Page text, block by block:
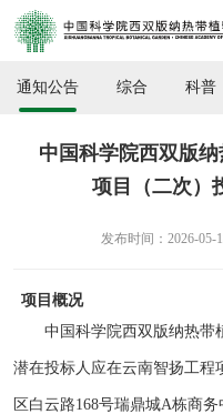
通知公告 综合 科普
中国科学院西双版
项目（二次）
发布时间：2026-05-
项目概况
中国科学院西双版纳热带
潜在投标人应在云南智扬工程
区白云路168号瑞鼎城A栋商务